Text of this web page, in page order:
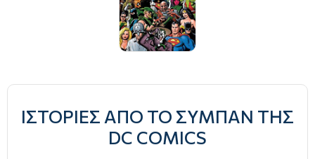
ΙΣΤΟΡΙΕΣ ΑΠΟ ΤΟ ΣΥΜΠΑΝ ΤΗΣ
DC COMICS